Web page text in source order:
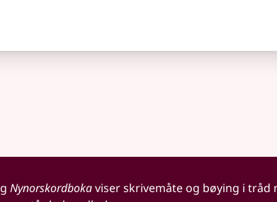
Nynorskordbokaviser skrivemåte og bøying i tråd